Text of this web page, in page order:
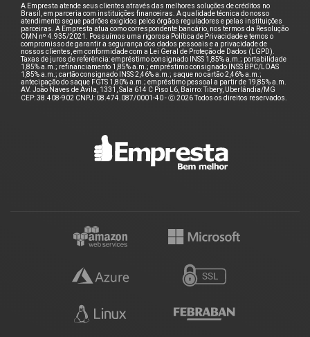
A Empresta atende seus clientes através das melhores soluções de créditos no
Brasil, em parceria com instituições financeiras. A qualidade técnica do nosso
atendimento segue padrões exigidos pelos órgãos reguladores e pelas instituições
parceiras. A Empresta atua como correspondente bancário, nos termos da Resolução
CMN nº 4.935/2021. Possuímos uma rigorosa Política de Privacidade e temos o
compromisso de garantir a segurança dos dados pessoais e a privacidade de
nossos clientes, em conformidade com a Lei Geral de Proteção de Dados (LGPD).
Taxas de juros de referência: empréstimo consignado INSS 1,85% a.m.; portabilidade
1,85% a.m.; refinanciamento 1,85% a.m.; empréstimo consignado INSS BPC/LOAS
1,85% a.m.; cartão consignado INSS 2,46% a.m.; saque no cartão 2,46% a.m.;
antecipação do saque FGTS 1,80% a.m.; empréstimo pessoal a partir de 19,85% a.m.
AV. João Naves de Avila, 1331, Sala 614 C Piso L6, Bairro: Tibery, Uberlândia/MG
CEP: 38.408-902 CNPJ: 08.474.087/0001-40 - ⓒ 2026 Todos os direitos reservados.